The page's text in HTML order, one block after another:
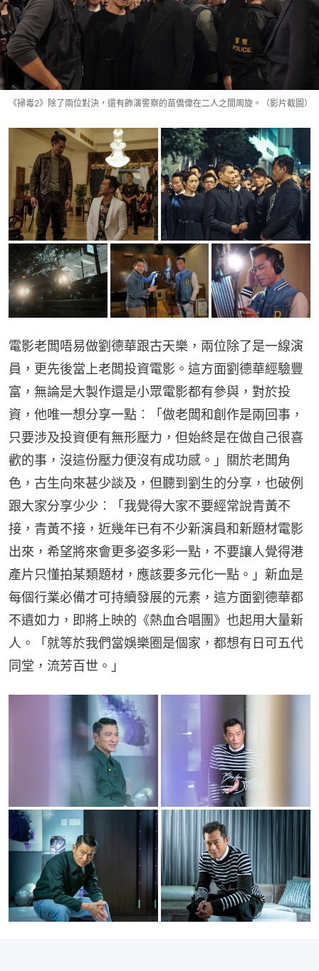
《掃毒2》除了兩位對決，還有飾演警察的苗僑偉在二人之間周旋。（影片截圖）
電影老闆唔易做劉德華跟古天樂，兩位除了是一線演
員，更先後當上老闆投資電影。這方面劉德華經驗豐
富，無論是大製作還是小眾電影都有參與，對於投
資，他唯一想分享一點︰「做老闆和創作是兩回事，
只要涉及投資便有無形壓力，但始終是在做自己很喜
歡的事，沒這份壓力便沒有成功感。」關於老闆角
色，古生向來甚少談及，但聽到劉生的分享，也破例
跟大家分享少少︰「我覺得大家不要經常說青黃不
接，青黃不接，近幾年已有不少新演員和新題材電影
出來，希望將來會更多姿多彩一點，不要讓人覺得港
產片只懂拍某類題材，應該要多元化一點。」新血是
每個行業必備才可持續發展的元素，這方面劉德華都
不遺如力，即將上映的《熱血合唱團》也起用大量新
人。「就等於我們當娛樂圈是個家，都想有日可五代
同堂，流芳百世。」